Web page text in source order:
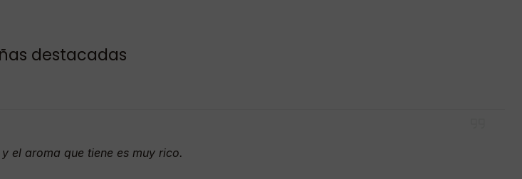
destacadas
el aroma que tiene es muy rico.